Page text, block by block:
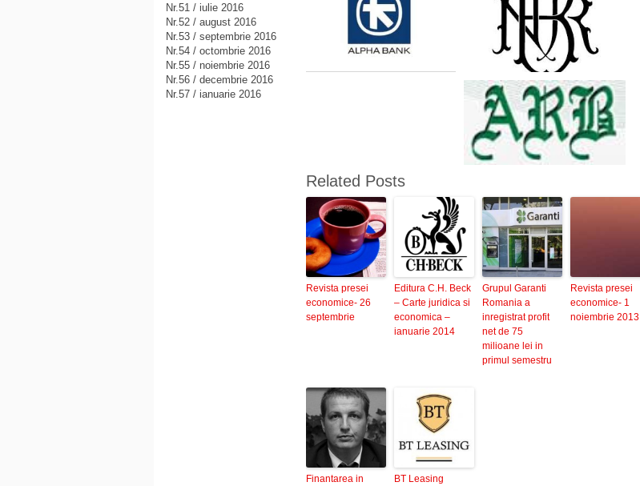
Related Posts
Revista presei
economice- 26
septembrie
Editura C.H. Beck
– Carte juridica si
economica –
ianuarie 2014
Grupul Garanti
Romania a
inregistrat profit
net de 75
milioane lei in
primul semestru
Revista presei
economice- 1
noiembrie 2013
Finantarea in
BT Leasing
Nr.51 / iulie 2016
Nr.52 / august 2016
Nr.53 / septembrie 2016
Nr.54 / octombrie 2016
Nr.55 / noiembrie 2016
Nr.56 / decembrie 2016
Nr.57 / ianuarie 2016